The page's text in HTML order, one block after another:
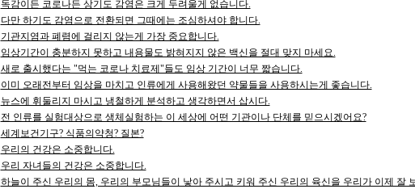
독감이든 코로나든 상기도 감염은 크게 두려울게 없습니다.
다만 하기도 감염으로 전환되면 그때에는 조심하셔야 합니다.
기관지염과 폐렴에 걸리지 않는게 가장 중요합니다.
임상기간이 충분하지 못하고 내용물도 밝혀지지 않은 백신을 절대 맞지 마세요.
새로 출시했다는 "먹는 코로나 치료제"들도 임상 기간이 너무 짧습니다.
이미 오래전부터 임상을 마치고 인류에게 사용해왔던 약물들을 사용하시는게 좋습니다.
뉴스에 휘둘리지 마시고 냉철하게 분석하고 생각하면서 삽시다.
전 인류를 실험대상으로 생체실험하는 이 세상에 어떤 기관이나 단체를 믿으시겠어요?
세계보건기구? 식품의약청? 질본?
우리의 건강은 소중합니다.
우리 자녀들의 건강은 소중합니다.
하늘이 주신 우리의 몸, 우리의 부모님들이 낳아 주시고 키워 주신 우리의 육신을 우리가 이제 잘